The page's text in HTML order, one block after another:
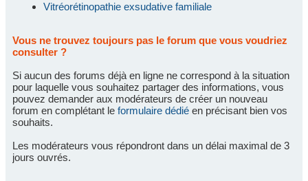
Vitréorétinopathie exsudative familiale
Vous ne trouvez toujours pas le forum que vous voudriez
consulter ?
Si aucun des forums déjà en ligne ne correspond à la situation
pour laquelle vous souhaitez partager des informations, vous
pouvez demander aux modérateurs de créer un nouveau
forum en complétant le formulaire dédié en précisant bien vos
souhaits.
Les modérateurs vous répondront dans un délai maximal de 3
jours ouvrés.